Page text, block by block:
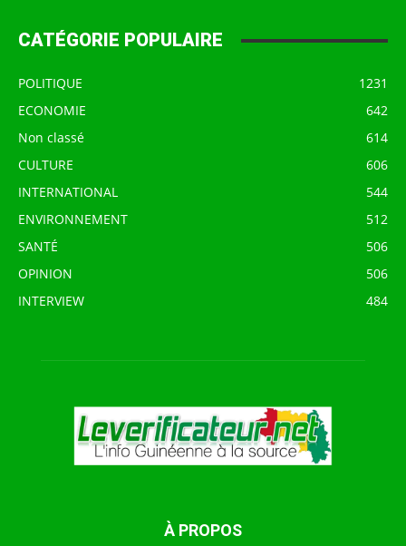
CATÉGORIE POPULAIRE
POLITIQUE
1231
ECONOMIE
642
Non classé
614
CULTURE
606
INTERNATIONAL
544
ENVIRONNEMENT
512
SANTÉ
506
OPINION
506
INTERVIEW
484
À PROPOS